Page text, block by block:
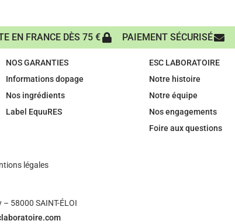
EN FRANCE DÈS 75 € PAIEMENT SÉCURISÉ
NOS GARANTIES
Informations dopage
Nos ingrédients
Label EquuRES
ESC LABORATOIRE
Notre histoire
Notre équipe
Nos engagements
Foire aux questions
légales
58000 SAINT-ÉLOI